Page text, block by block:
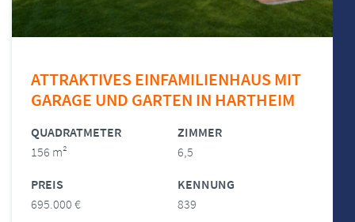
ATTRAKTIVES EINFAMILIENHAUS MIT
GARAGE UND GARTEN IN HARTHEIM
QUADRATMETER
156 m²
ZIMMER
6,5
PREIS
695.000 €
KENNUNG
839